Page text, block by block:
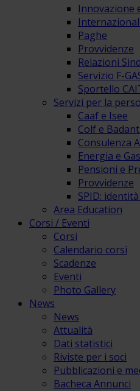
Innovazione
Paghe
Provvidenze
Relazioni
Servizio F-
Sportello
Servizi per la
Caaf e Isee
Colf e
Consulenza
Energia e
Pensioni e
Provvidenze
SPID:
Area Education
Corsi / Eventi
Corsi
Calendario corsi
Scadenze
Eventi
Photo Gallery
News
News
Attualità
Dati statistici
Riviste per i soci
Pubblicazioni e
Bacheca Annunci